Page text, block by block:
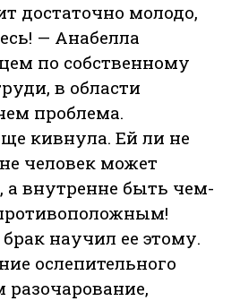
достаточно молодо,
— Анабелла
по собственному
в области
проблема.
кивнула. Ей ли не
человек может
а внутренне быть чем-
научил ее этому.
ослепительного
разочарование,